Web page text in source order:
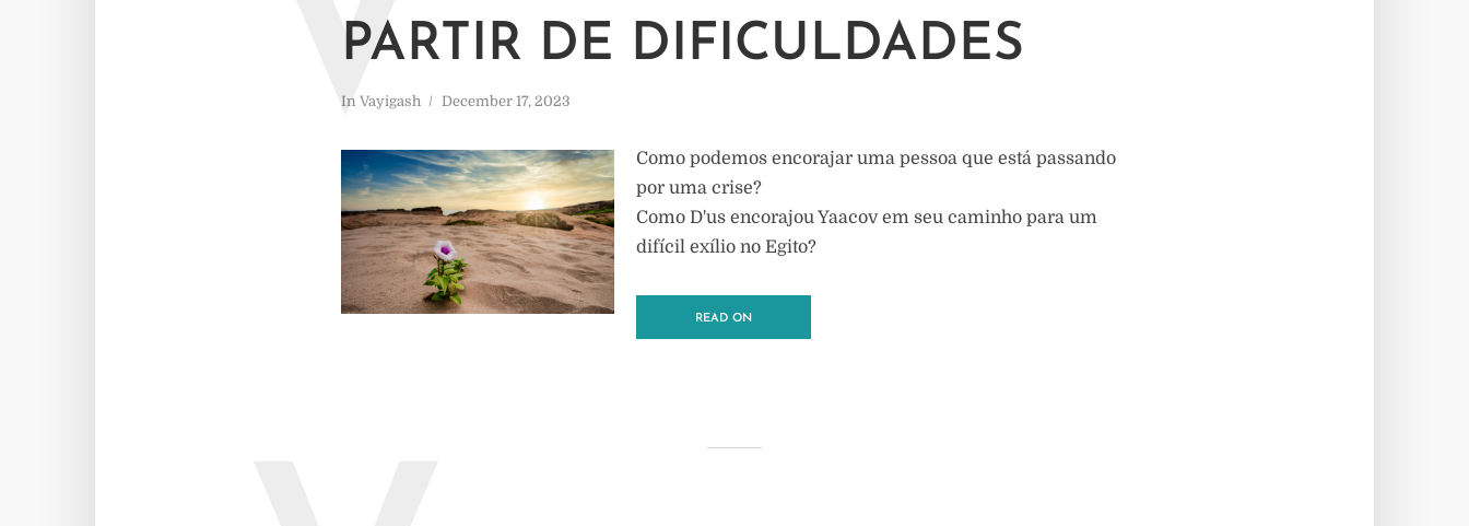
PARTIR DE DIFICULDADES
In Vayigash December 17, 2023
Como podemos encorajar uma pessoa que está passando
por uma crise?
Como D'us encorajou Yaacov em seu caminho para um
difícil exílio no Egito?
READ ON